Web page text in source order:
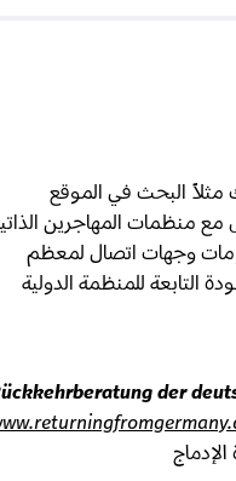
البحث في الموقع
منظمات المهاجرين الذاتية
وجهات اتصال لمعظم
للمنظمة الدولية
Rückkehrberatung der